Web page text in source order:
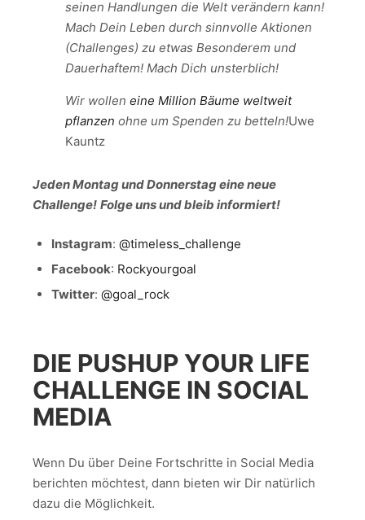
seinen Handlungen die Welt verändern kann!
Mach Dein Leben durch sinnvolle Aktionen
(Challenges) zu etwas Besonderem und
Dauerhaftem! Mach Dich unsterblich!
Wir wollen eine Million Bäume weltweit
pflanzen ohne um Spenden zu betteln!Uwe
Kauntz
Jeden Montag und Donnerstag eine neue
Challenge! Folge uns und bleib informiert!
Instagram: @timeless_challenge
Facebook: Rockyourgoal
Twitter: @goal_rock
DIE PUSHUP YOUR LIFE
CHALLENGE IN SOCIAL
MEDIA
Wenn Du über Deine Fortschritte in Social Media
berichten möchtest, dann bieten wir Dir natürlich
dazu die Möglichkeit.